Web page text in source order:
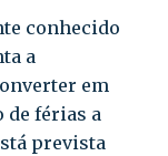
conhecido
a
em
de férias a
prevista